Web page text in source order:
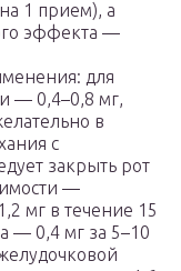
1 прием), а
эффекта —
для
— 0,4–0,8 мг,
в
с
закрыть рот
—
мг в течение 15
— 0,4 мг за 5–10